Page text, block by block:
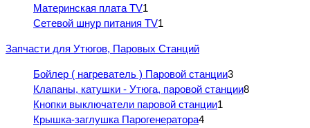
Материнская плата TV1
Сетевой шнур питания TV1
Запчасти для Утюгов, Паровых Станций
Бойлер ( нагреватель ) Паровой станции3
Клапаны, катушки - Утюга, паровой станции8
Кнопки выключатели паровой станции1
Крышка-заглушка Парогенератора4